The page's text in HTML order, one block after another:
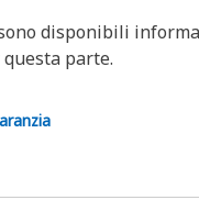
disponibili
parte.